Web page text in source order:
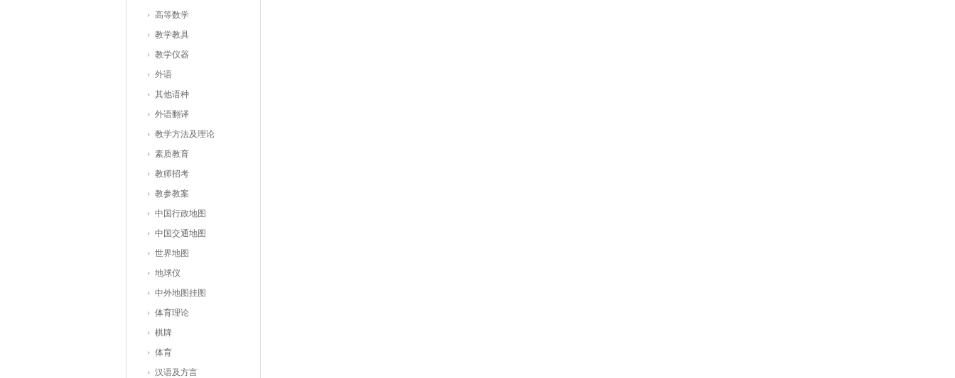
高等数学
教学教具
教学仪器
外语
其他语种
外语翻译
教学方法及理论
素质教育
教师招考
教参教案
中国行政地图
中国交通地图
世界地图
地球仪
中外地图挂图
体育理论
棋牌
体育
汉语及方言